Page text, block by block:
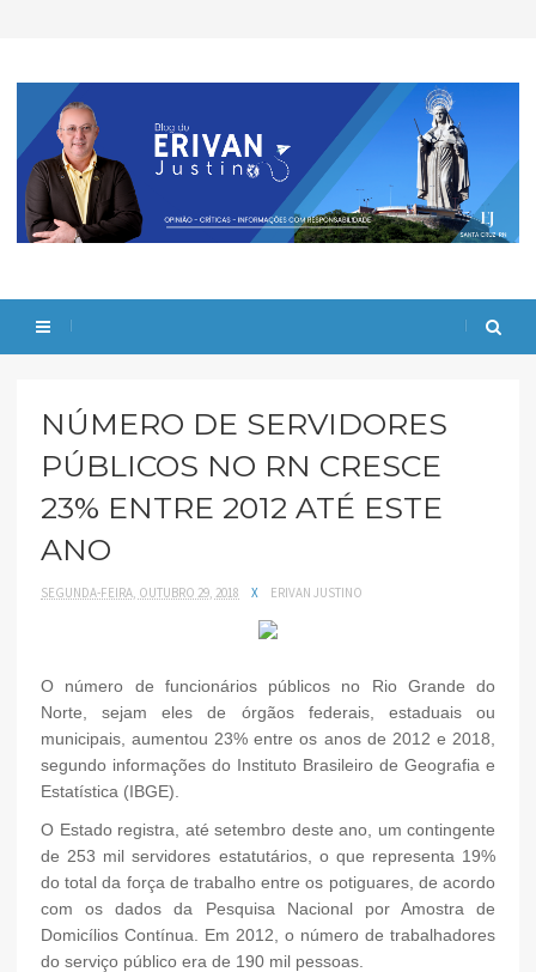
NÚMERO DE SERVIDORES
PÚBLICOS NO RN CRESCE
23% ENTRE 2012 ATÉ ESTE
ANO
SEGUNDA-FEIRA, OUTUBRO 29, 2018 X ERIVAN JUSTINO
O número de funcionários públicos no Rio Grande do
Norte, sejam eles de órgãos federais, estaduais ou
municipais, aumentou 23% entre os anos de 2012 e 2018,
segundo informações do Instituto Brasileiro de Geografia e
Estatística (IBGE).
O Estado registra, até setembro deste ano, um contingente
de 253 mil servidores estatutários, o que representa 19%
do total da força de trabalho entre os potiguares, de acordo
com os dados da Pesquisa Nacional por Amostra de
Domicílios Contínua. Em 2012, o número de trabalhadores
do serviço público era de 190 mil pessoas.